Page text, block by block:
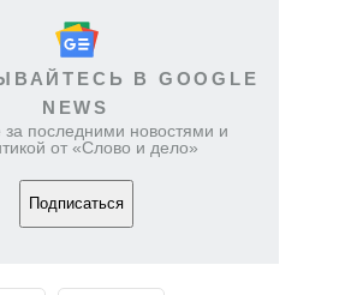
В GOOGLE
NEWS
за последними новостями и
от «Слово и дело»
Подписаться